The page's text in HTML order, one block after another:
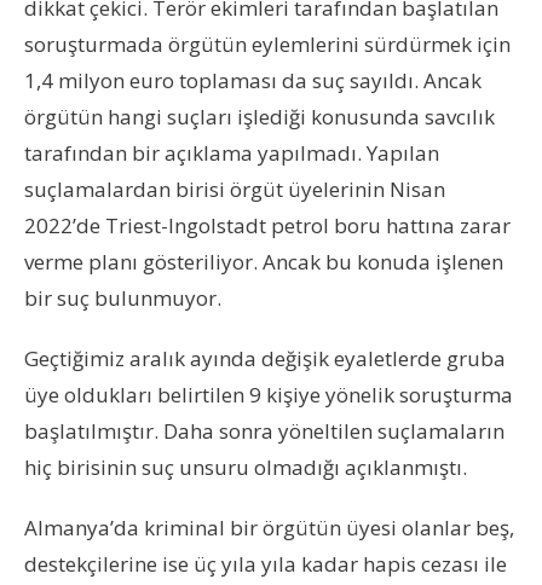
dikkat çekici. Terör ekimleri tarafından başlatılan
soruşturmada örgütün eylemlerini sürdürmek için
1,4 milyon euro toplaması da suç sayıldı. Ancak
örgütün hangi suçları işlediği konusunda savcılık
tarafından bir açıklama yapılmadı. Yapılan
suçlamalardan birisi örgüt üyelerinin Nisan
2022’de Triest-Ingolstadt petrol boru hattına zarar
verme planı gösteriliyor. Ancak bu konuda işlenen
bir suç bulunmuyor.
Geçtiğimiz aralık ayında değişik eyaletlerde gruba
üye oldukları belirtilen 9 kişiye yönelik soruşturma
başlatılmıştır. Daha sonra yöneltilen suçlamaların
hiç birisinin suç unsuru olmadığı açıklanmıştı.
Almanya’da kriminal bir örgütün üyesi olanlar beş,
destekçilerine ise üç yıla yıla kadar hapis cezası ile